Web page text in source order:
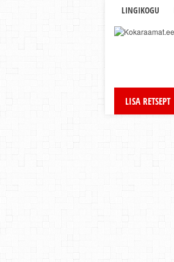
LINGIKOGU
LISA RETSEPT